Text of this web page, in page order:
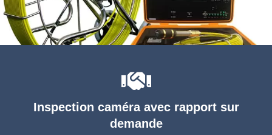
Inspection caméra avec rapport sur
demande